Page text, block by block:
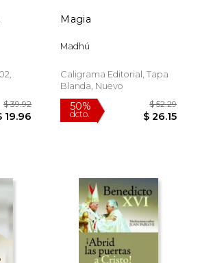
$ 52.09
$ 26.05
50%
dcto.
$
$
Magia
Madhú
Caligrama Editorial, Tapa
Blanda, Nuevo